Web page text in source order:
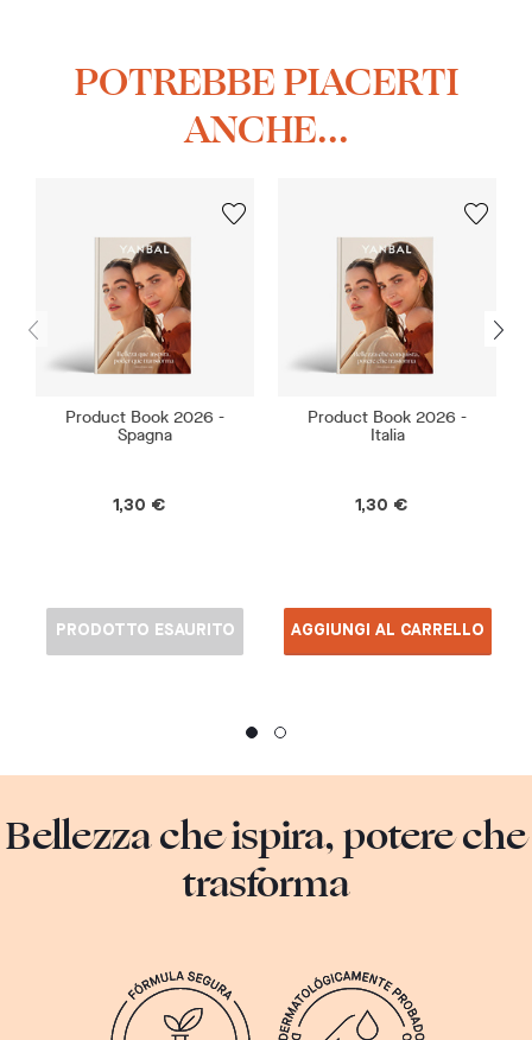
POTREBBE PIACERTI
ANCHE...
Product Book 2026 -
Spagna
1,30 €
PRODOTTO ESAURITO
Product Book 2026 -
Italia
1,30 €
AGGIUNGI AL CARRELLO
Bellezza che ispira, potere che
trasforma